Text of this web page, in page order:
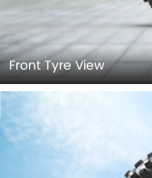
Front Tyre View